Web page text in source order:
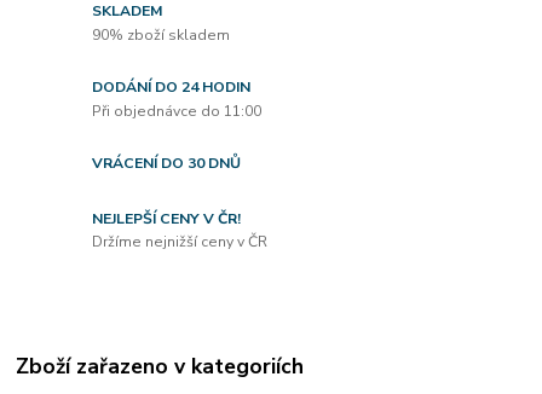
SKLADEM
90% zboží skladem
DODÁNÍ DO 24 HODIN
Při objednávce do 11:00
VRÁCENÍ DO 30 DNŮ
NEJLEPŠÍ CENY V ČR!
Držíme nejnižší ceny v ČR
Zboží zařazeno v kategoriích